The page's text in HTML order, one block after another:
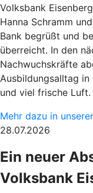
Volksbank
Hanna Schramm
Bank begrüßt und
überreicht. In den
Nachwuchskräfte
Ausbildungsalltag in
und viel frische Luft.
Mehr dazu in
28.07.2026
Ein neuer
Volksbank